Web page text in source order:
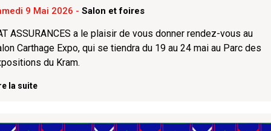
9 Mai 2026 - Salon et foires
ASSURANCES a le plaisir de vous donner rendez-vous au
Carthage Expo, qui se tiendra du 19 au 24 mai au Parc des
du Kram.
la suite